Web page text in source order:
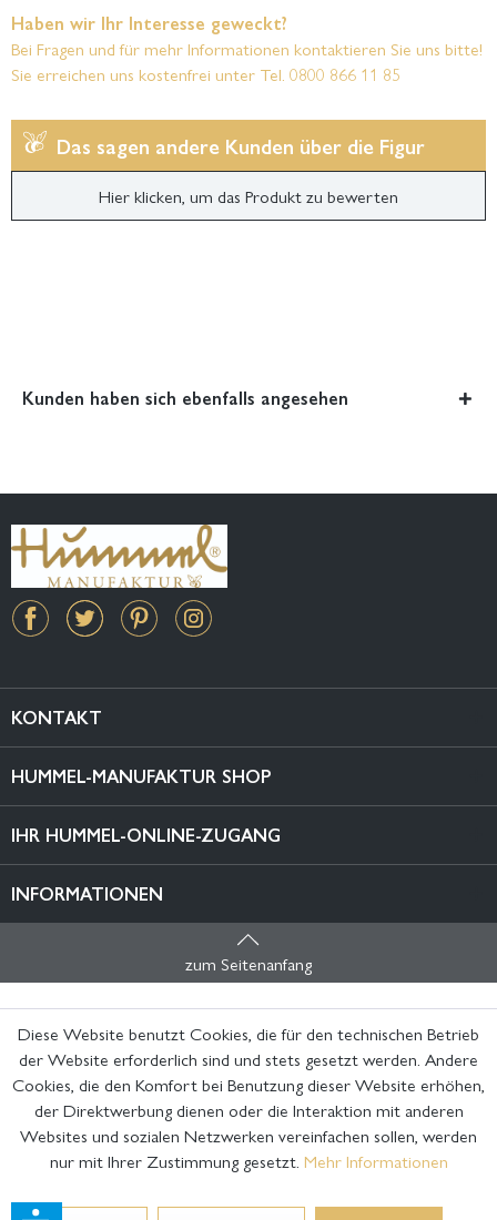
Haben wir Ihr Interesse geweckt?
Bei Fragen und für mehr Informationen kontaktieren Sie uns bitte!
Sie erreichen uns kostenfrei unter Tel. 0800 866 11 85
Das sagen andere Kunden über die Figur
Hier klicken, um das Produkt zu bewerten
Kunden haben sich ebenfalls angesehen
KONTAKT
HUMMEL-MANUFAKTUR SHOP
IHR HUMMEL-ONLINE-ZUGANG
INFORMATIONEN
zum Seitenanfang
Diese Website benutzt Cookies, die für den technischen Betrieb
der Website erforderlich sind und stets gesetzt werden. Andere
Cookies, die den Komfort bei Benutzung dieser Website erhöhen,
der Direktwerbung dienen oder die Interaktion mit anderen
Websites und sozialen Netzwerken vereinfachen sollen, werden
nur mit Ihrer Zustimmung gesetzt. Mehr Informationen